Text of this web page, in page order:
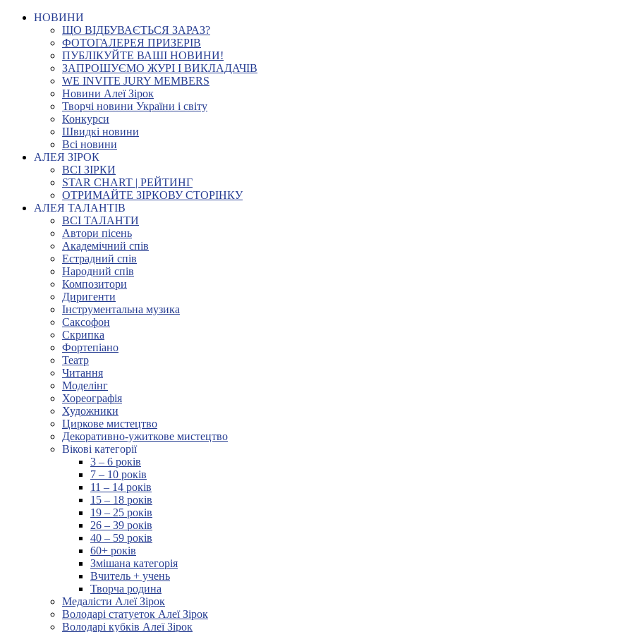
НОВИНИ
ЩО ВІДБУВАЄТЬСЯ ЗАРАЗ?
ФОТОГАЛЕРЕЯ ПРИЗЕРІВ
ПУБЛІКУЙТЕ ВАШІ НОВИНИ!
ЗАПРОШУЄМО ЖУРІ І ВИКЛАДАЧІВ
WE INVITE JURY MEMBERS
Новини Алеї Зірок
Творчі новини України і світу
Конкурси
Швидкі новини
Всі новини
АЛЕЯ ЗІРОК
ВСІ ЗІРКИ
STAR CHART | РЕЙТИНГ
ОТРИМАЙТЕ ЗІРКОВУ СТОРІНКУ
АЛЕЯ ТАЛАНТІВ
ВСІ ТАЛАНТИ
Автори пісень
Академічний спів
Естрадний спів
Народний спів
Композитори
Диригенти
Інструментальна музика
Саксофон
Скрипка
Фортепіано
Театр
Читання
Моделінг
Хореографія
Художники
Циркове мистецтво
Декоративно-ужиткове мистецтво
Вікові категорії
3 – 6 років
7 – 10 років
11 – 14 років
15 – 18 років
19 – 25 років
26 – 39 років
40 – 59 років
60+ років
Змішана категорія
Вчитель + учень
Творча родина
Медалісти Алеї Зірок
Володарі статуеток Алеї Зірок
Володарі кубків Алеї Зірок